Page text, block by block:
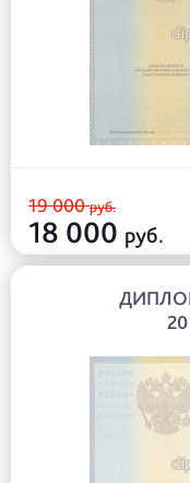
19 000руб.
18 000 руб.